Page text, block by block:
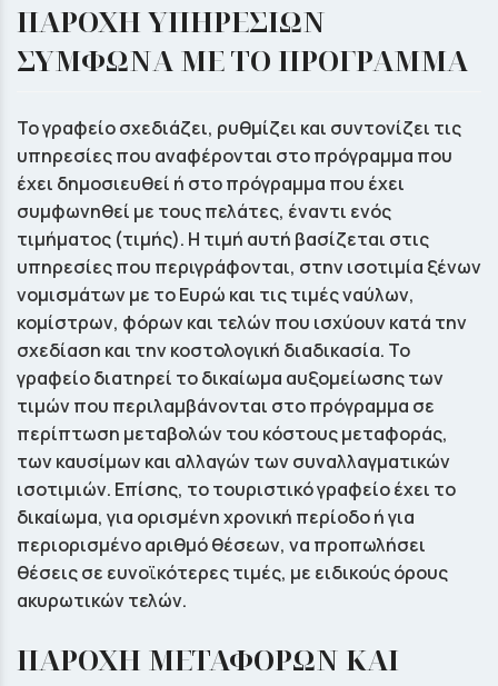
ΠΑΡΟΧΗ ΥΠΗΡΕΣΙΩΝ
ΣΥΜΦΩΝΑ ΜΕ ΤΟ ΠΡΟΓΡΑΜΜΑ
Το γραφείο σχεδιάζει, ρυθμίζει και συντονίζει τις
υπηρεσίες που αναφέρονται στο πρόγραμμα που
έχει δημοσιευθεί ή στο πρόγραμμα που έχει
συμφωνηθεί με τους πελάτες, έναντι ενός
τιμήματος (τιμής). Η τιμή αυτή βασίζεται στις
υπηρεσίες που περιγράφονται, στην ισοτιμία ξένων
νομισμάτων με το Ευρώ και τις τιμές ναύλων,
κομίστρων, φόρων και τελών που ισχύουν κατά την
σχεδίαση και την κοστολογική διαδικασία. Το
γραφείο διατηρεί το δικαίωμα αυξομείωσης των
τιμών που περιλαμβάνονται στο πρόγραμμα σε
περίπτωση μεταβολών του κόστους μεταφοράς,
των καυσίμων και αλλαγών των συναλλαγματικών
ισοτιμιών. Επίσης, το τουριστικό γραφείο έχει το
δικαίωμα, για ορισμένη χρονική περίοδο ή για
περιορισμένο αριθµό θέσεων, να προπωλήσει
θέσεις σε ευνοϊκότερες τιµές, µε ειδικούς όρους
ακυρωτικών τελών.
ΠΑΡΟΧΗ ΜΕΤΑΦΟΡΩΝ ΚΑΙ